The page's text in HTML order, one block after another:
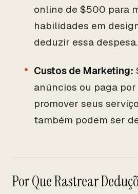
online de $500 para
habilidades em
deduzir essa despesa.
Custos de Marketing:
anúncios ou paga
promover seus
também podem ser
Por Que Rastrear